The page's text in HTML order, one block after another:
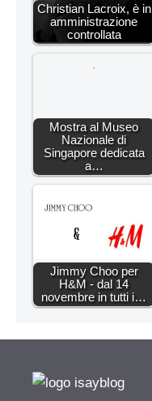
Christian Lacroix, è in
amministrazione
controllata
Mostra al Museo
Nazionale di
Singapore dedicata
a…
Jimmy Choo per
H&M - dal 14
novembre in tutti i…